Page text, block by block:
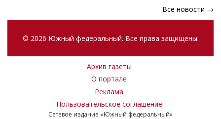
Все новости →
© 2026 Южный федеральный. Все права защищены.
Архив газеты
О портале
Реклама
Пользовательское соглашение
Сетевое издание «Южный федеральный»